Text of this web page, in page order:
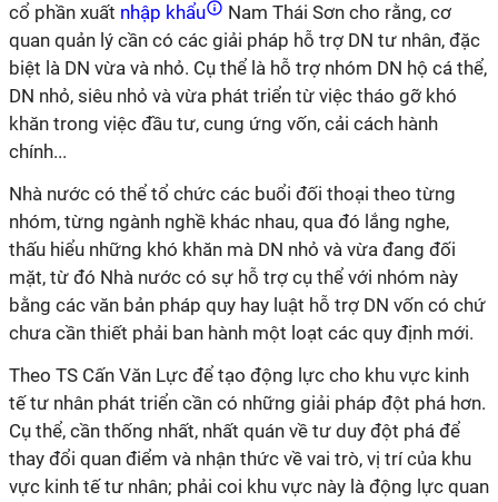
cổ phần xuất nhập khẩu
Nam Thái Sơn cho rằng, cơ
quan quản lý cần có các giải pháp hỗ trợ DN tư nhân, đặc
biệt là DN vừa và nhỏ. Cụ thể là hỗ trợ nhóm DN hộ cá thể,
DN nhỏ, siêu nhỏ và vừa phát triển từ việc tháo gỡ khó
khăn trong việc đầu tư, cung ứng vốn, cải cách hành
chính...
Nhà nước có thể tổ chức các buổi đối thoại theo từng
nhóm, từng ngành nghề khác nhau, qua đó lắng nghe,
thấu hiểu những khó khăn mà DN nhỏ và vừa đang đối
mặt, từ đó Nhà nước có sự hỗ trợ cụ thể với nhóm này
bằng các văn bản pháp quy hay luật hỗ trợ DN vốn có chứ
chưa cần thiết phải ban hành một loạt các quy định mới.
Theo TS Cấn Văn Lực để tạo động lực cho khu vực kinh
tế tư nhân phát triển cần có những giải pháp đột phá hơn.
Cụ thể, cần thống nhất, nhất quán về tư duy đột phá để
thay đổi quan điểm và nhận thức về vai trò, vị trí của khu
vực kinh tế tư nhân; phải coi khu vực này là động lực quan